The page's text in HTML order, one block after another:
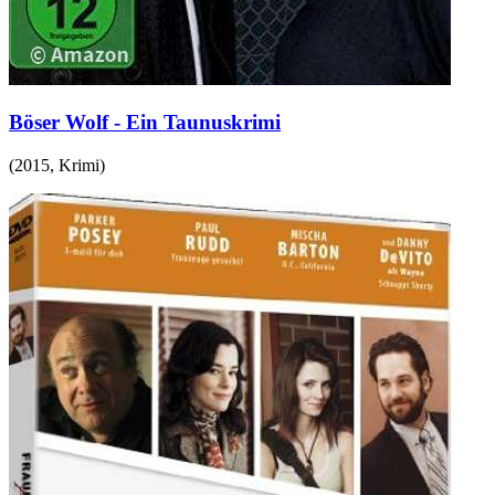
Böser Wolf - Ein Taunuskrimi
(2015, Krimi)